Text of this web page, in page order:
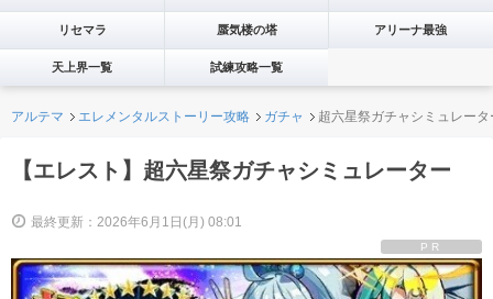
リセマラ 蜃気楼の塔 アリーナ最強
天上界一覧 試練攻略一覧
アルテマ エレメンタルストーリー攻略 ガチャ 超六星祭ガチャシミュレータ
【エレスト】超六星祭ガチャシミュレーター
最終更新：2026年6月1日(月) 08:01
PR